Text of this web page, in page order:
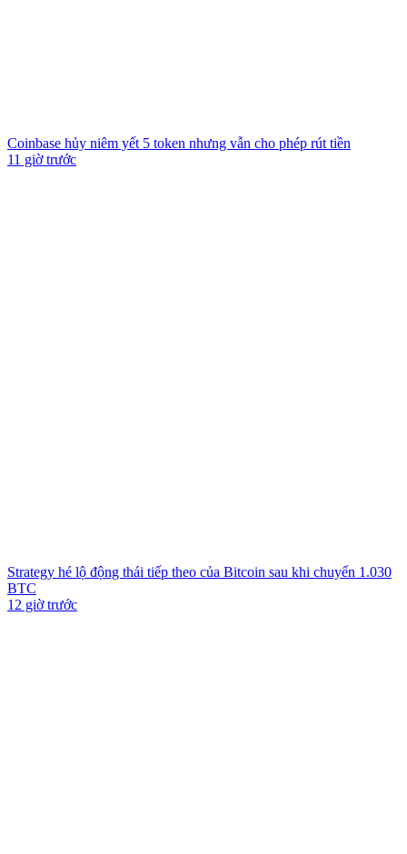
Coinbase hủy niêm yết 5 token nhưng vẫn cho phép rút tiền
11 giờ trước
Strategy hé lộ động thái tiếp theo của Bitcoin sau khi chuyển 1.030
BTC
12 giờ trước